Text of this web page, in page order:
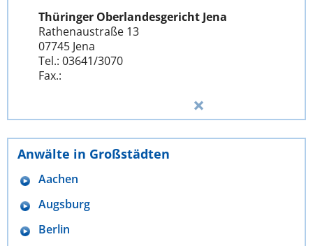
Thüringer Oberlandesgericht Jena
Rathenaustraße 13
07745 Jena
Tel.: 03641/3070
Fax.:
Anwälte in Großstädten
Aachen
Augsburg
Berlin